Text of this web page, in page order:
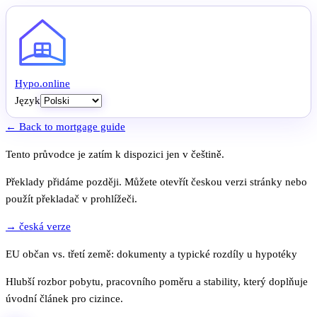
Hypo.online
Język
← Back to mortgage guide
Tento průvodce je zatím k dispozici jen v češtině.
Překlady přidáme později. Můžete otevřít českou verzi stránky nebo
použít překladač v prohlížeči.
→ česká verze
EU občan vs. třetí země: dokumenty a typické rozdíly u hypotéky
Hlubší rozbor pobytu, pracovního poměru a stability, který doplňuje
úvodní článek pro cizince.